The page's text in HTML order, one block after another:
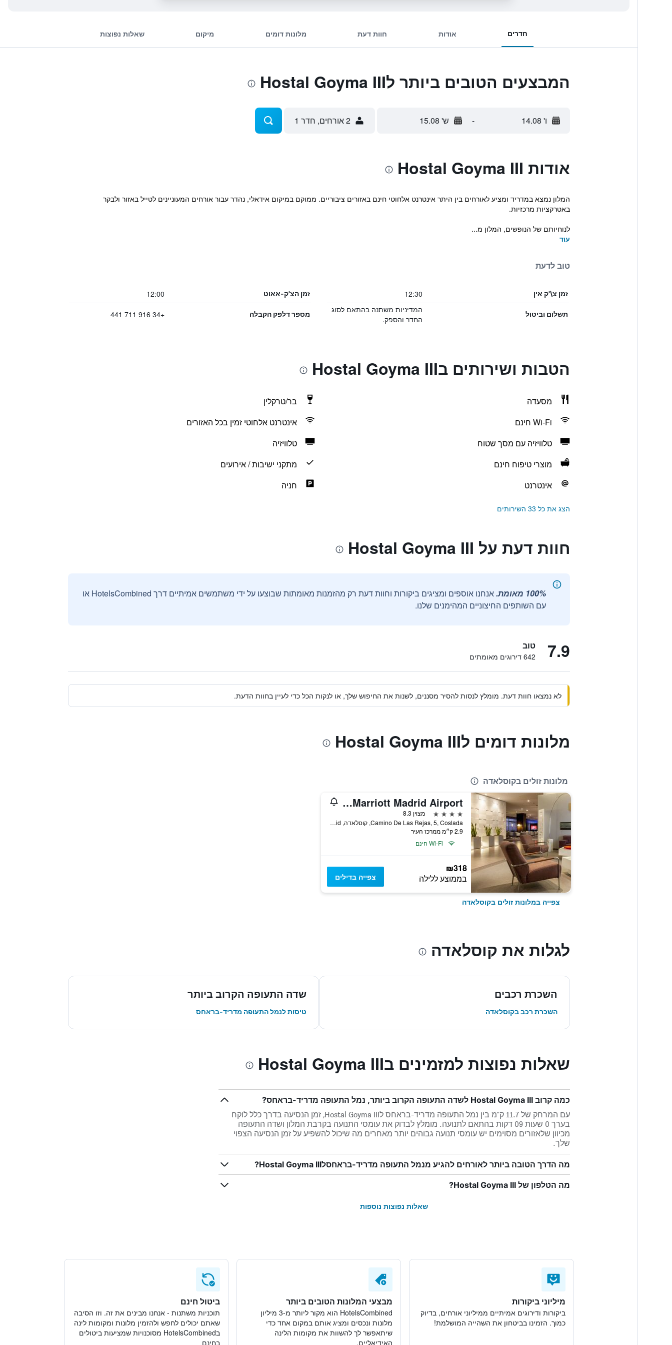
חדרים אודות חוות דעת מלונות דומים מיקום שאלות נפוצות
המבצעים הטובים ביותר לHostal Goyma III
ו' 14.08 - ש' 15.08 2 אורחים, חדר 1
אודות Hostal Goyma III
המלון נמצא במדריד ומציע לאורחים בין היתר אינטרנט אלחוטי חינם באזורים ציבוריים. ממוקם במיקום אידאלי, נהדר עבור אורחים המעוניינים לטייל באזור ולבקר
באטרקציות מרכזיות.
לנוחיותם של הנופשים, המלון מ...
עוד
טוב לדעת
זמן צ\'ק אין 12:30 זמן הצ'ק-אאוט 12:00
תשלום וביטול
המדיניות משתנה בהתאם לסוג
החדר והספק.
מספר דלפק הקבלה +34 916 711 441
הטבות ושירותים בHostal Goyma III
מסעדה
בר/טרקלין
Wi-Fi חינם
אינטרנט אלחוטי זמין בכל האזורים
טלוויזיה עם מסך שטוח
טלוויזיה
מוצרי טיפוח חינם
מתקני ישיבות / אירועים
אינטרנט
חניה
הצג את כל 33 השירותים
חוות דעת על Hostal Goyma III
100% מאומת.
אנחנו אוספים ומציגים ביקורות וחוות דעת רק מהזמנות מאומתות שבוצעו על ידי משתמשים אמיתיים דרך HotelsCombined או
עם השותפים החיצוניים המהימנים שלנו.
7.9 טוב
642 דירוגים מאומתים
לא נמצאו חוות דעת. מומלץ לנסות להסיר מסננים, לשנות את החיפוש שלך, או לנקות הכל כדי לעיין בחוות הדעת.
מלונות דומים לHostal Goyma III
מלונות זולים בקוסלאדה
AC Hotels by Marriott Madrid Airport
4 כוכבים
מצוין 8.3
Camino De Las Rejas, 5, Coslada, קוסלאדה, Madrid, ספרד
2.9 ק״מ ממרכז העיר
Wi-Fi חינם
₪318
בממוצע ללילה צפייה בדילים
צפייה במלונות זולים בקוסלאדה
לגלות את קוסלאדה
השכרת רכבים
השכרת רכב בקוסלאדה
שדה התעופה הקרוב ביותר
טיסות לנמל התעופה מדריד-בראחס
שאלות נפוצות למזמינים בHostal Goyma III
כמה קרוב Hostal Goyma III לשדה התעופה הקרוב ביותר, נמל התעופה מדריד-בראחס?
עם המרחק של 11.7 ק"מ בין נמל התעופה מדריד-בראחס לHostal Goyma III, זמן הנסיעה בדרך כלל לוקח
בערך 0 שעות 09 דקות בהתאם לתנועה. מומלץ לבדוק את עומסי התנועה בקרבת המלון ושדה התעופה
מכיוון שלאזורים מסוימים יש עומסי תנועה גבוהים יותר מאחרים מה שיכול להשפיע על זמן הנסיעה הצפוי
שלך.
מה הדרך הטובה ביותר לאורחים להגיע מנמל התעופה מדריד-בראחסלHostal Goyma III?
מה הטלפון של Hostal Goyma III?
שאלות נפוצות נוספות
מיליוני ביקורות
ביקורות ודירוגים אמיתיים ממיליוני אורחים, בדיוק
כמוך. הזמינו בביטחון את השהייה המושלמת!
מבצעי המלונות הטובים ביותר
HotelsCombined הוא מקור ליותר מ-3 מיליון
מלונות ונכסים ומציג אותם במקום אחד כדי
שיתאפשר לך להשוות את מקומות הלינה
האידיאליים.
ביטול חינם
תוכניות משתנות - אנחנו מבינים את זה. וזו הסיבה
שאתם יכולים לחפש ולהזמין מלונות ומקומות לינה
בHotelsCombined מסוכנויות שמציעות ביטולים
בחינם